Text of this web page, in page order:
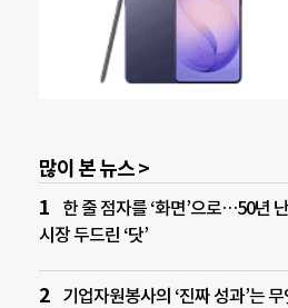
많이 본 뉴스 >
한 줄 점자를 ‘화면’으로…50년
시장 두드린 ‘닷’
기업자원봉사의 ‘진짜 성과’는